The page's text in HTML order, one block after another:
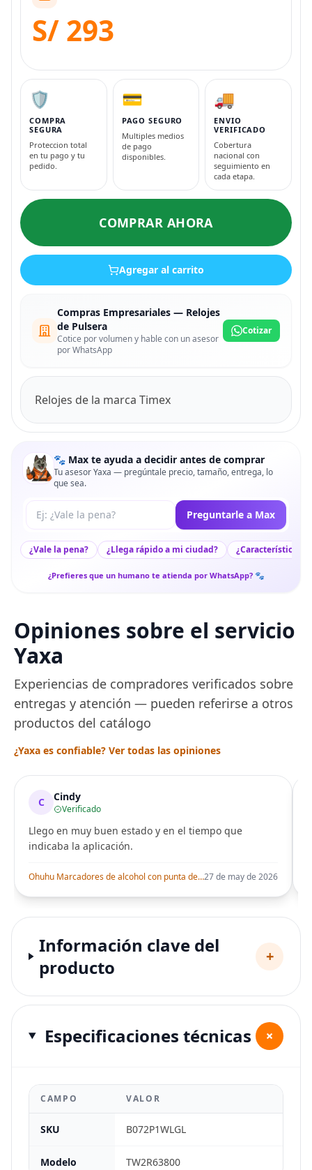
S/ 293
🛡️
COMPRA
SEGURA
Proteccion total
en tu pago y tu
pedido.
💳
PAGO SEGURO
Multiples medios
de pago
disponibles.
🚚
ENVIO
VERIFICADO
Cobertura
nacional con
seguimiento en
cada etapa.
COMPRAR AHORA
Agregar al carrito
Compras Empresariales — Relojes
de Pulsera
Cotice por volumen y hable con un asesor
por WhatsApp
Cotizar
Relojes de la marca Timex
🐾 Max te ayuda a decidir antes de comprar
Tu asesor Yaxa — pregúntale precio, tamaño, entrega, lo
que sea.
Tu pregunta a Max Preguntarle a Max
¿Vale la pena? ¿Llega rápido a mi ciudad? ¿Características
¿Prefieres que un humano te atienda por WhatsApp? 🐾
Opiniones sobre el servicio
Yaxa
Experiencias de compradores verificados sobre
entregas y atención — pueden referirse a otros
productos del catálogo
¿Yaxa es confiable? Ver todas las opiniones
C Cindy
Verificado
Llego en muy buen estado y en el tiempo que
indicaba la aplicación.
Ohuhu Marcadores de alcohol con punta de pincel – Juego de marcadores artísticos de doble punta con certificación AP para artistas adultos27 de may de 2026
Información clave del
producto
+
Especificaciones técnicas +
CAMPO VALOR
SKU B072P1WLGL
Modelo TW2R63800